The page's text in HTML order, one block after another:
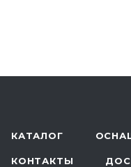
КАТАЛОГ
КОНТАКТЫ